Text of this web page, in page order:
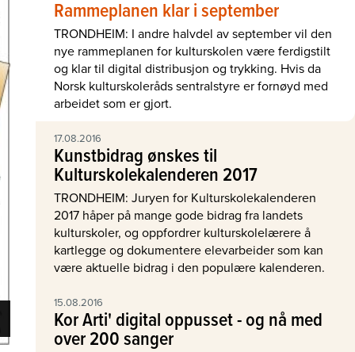
Rammeplanen klar i september
TRONDHEIM: I andre halvdel av september vil den
nye rammeplanen for kulturskolen være ferdigstilt
og klar til digital distribusjon og trykking. Hvis da
Norsk kulturskoleråds sentralstyre er fornøyd med
arbeidet som er gjort.
17.08.2016
Kunstbidrag ønskes til
Kulturskolekalenderen 2017
TRONDHEIM: Juryen for Kulturskolekalenderen
2017 håper på mange gode bidrag fra landets
kulturskoler, og oppfordrer kulturskolelærere å
kartlegge og dokumentere elevarbeider som kan
være aktuelle bidrag i den populære kalenderen.
15.08.2016
Kor Arti' digital oppusset - og nå med
over 200 sanger